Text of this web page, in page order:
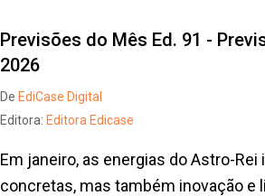
Previsões do Mês Ed. 91 -
2026
De EdiCase Digital
Editora: Editora Edicase
Em janeiro, as energias do Astro-
concretas, mas também inovação e